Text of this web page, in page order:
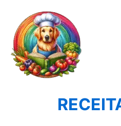
conteúdo